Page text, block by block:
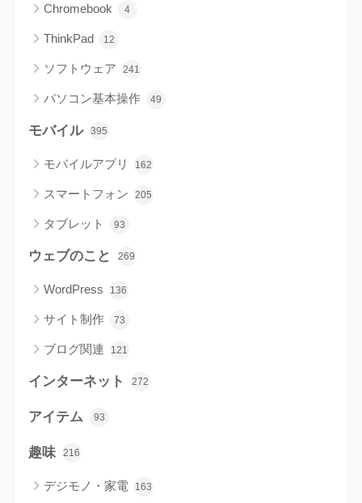
Chromebook 4
ThinkPad 12
ソフトウェア 241
パソコン基本操作 49
モバイル 395
モバイルアプリ 162
スマートフォン 205
タブレット 93
ウェブのこと 269
WordPress 136
サイト制作 73
ブログ関連 121
インターネット 272
アイテム 93
趣味 216
デジモノ・家電 163